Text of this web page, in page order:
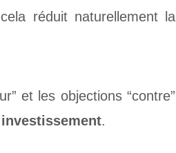
réduit naturellement la
et les objections “contre”
.